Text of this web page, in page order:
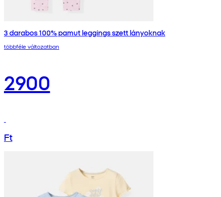
3 darabos 100% pamut leggings szett lányoknak
többféle változatban
2900
Ft